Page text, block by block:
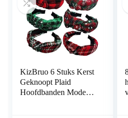
KizBruo 6 Stuks Kerst
Geknoopt Plaid
Hoofdbanden Mode